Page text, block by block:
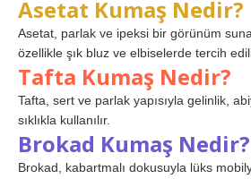
Asetat Kumaş Nedir?
Asetat, parlak ve ipeksi bir görünüm
özellikle şık bluz ve elbiselerde tercih
Tafta Kumaş Nedir?
Tafta, sert ve parlak yapısıyla gelinlik,
sıklıkla kullanılır.
Brokad Kumaş Nedir?
Brokad, kabartmalı dokusuyla lüks